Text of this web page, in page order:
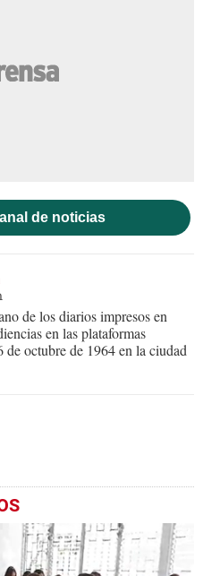
de noticias
de los diarios impresos en
en las plataformas
octubre de 1964 en la ciudad